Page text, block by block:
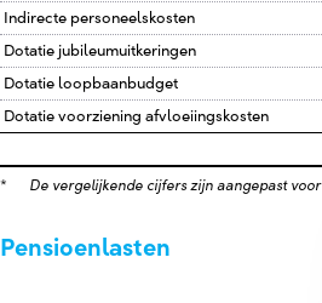
Indirecte personeelskosten
Dotatie jubileumuitkeringen
Dotatie loopbaanbudget
Dotatie voorziening afvloeiingskosten
* De vergelijkende cijfers zijn aangepast
Pensioenlasten